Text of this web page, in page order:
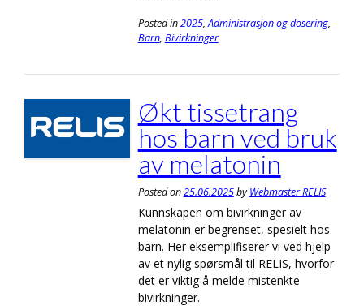
Posted in2025,Administrasjon og dosering,
Barn, Bivirkninger
Økt tissetrang
hos barn ved bruk
av melatonin
Posted on25.06.2025byWebmaster RELIS
Kunnskapen om bivirkninger av
melatonin er begrenset, spesielt hos
barn. Her eksemplifiserer vi ved hjelp
av et nylig spørsmål til RELIS, hvorfor
det er viktig å melde mistenkte
bivirkninger.